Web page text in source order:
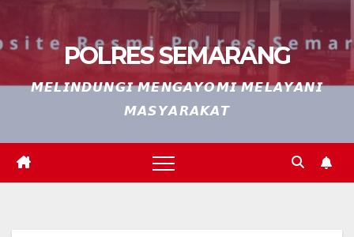
POLRES SEMARANG
𝙈𝙀𝙇𝙄𝙉𝘿𝙐𝙉𝙂𝙄 𝙈𝙀𝙉𝙂𝘼𝙔𝙊𝙈𝙄 𝙈𝙀𝙇𝘼𝙔𝘼𝙉𝙄
𝙈𝘼𝙎𝙔𝘼𝙍𝘼𝙆𝘼𝙏